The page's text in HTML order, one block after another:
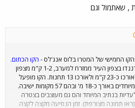
, שאתמול וגם
החמישי של המטרו בלוס אנג'לס - הקו הכתום.
הקו חוצה את עמק סן פרננדו בצפון העיר ממזרח למערב, 1-2 ק"מ מצפון
לכביש המהיר מס' 101, אורכו כ-23 ק"מ ולאורכו 13 תחנות. הקו מופעל
ע"י אוטובוסים מפרקיים מיוחדים באורך כ-18 מ' ובהם 57 מקומות ישיבה.
בנתיב המיוחד והם גם מעוצבים בצטרה
(ראו תמונה מצורפת). זמן הנסיעה מקצה לקצה